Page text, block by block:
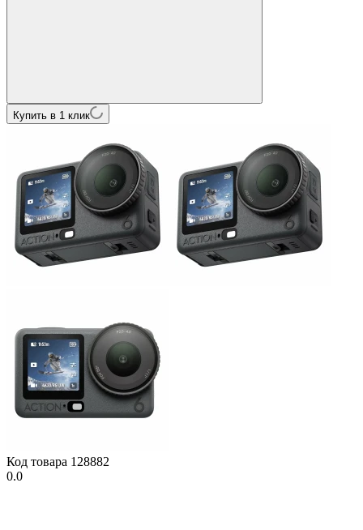
Купить в 1 клик
Код товара 128882
0.0